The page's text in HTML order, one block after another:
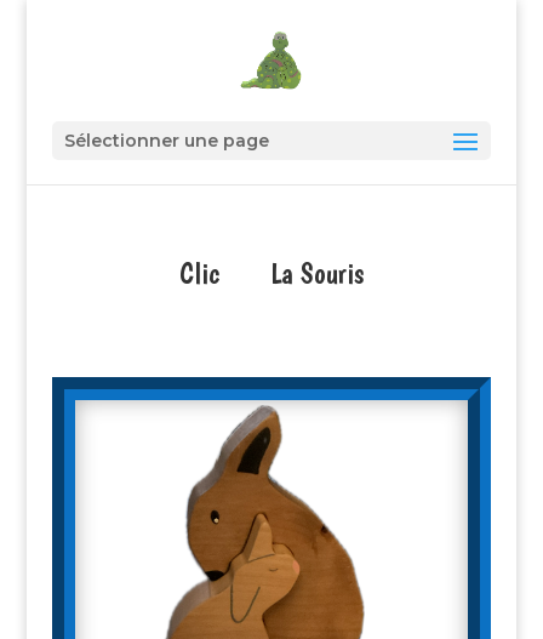
Sélectionner une page
Clic La Souris